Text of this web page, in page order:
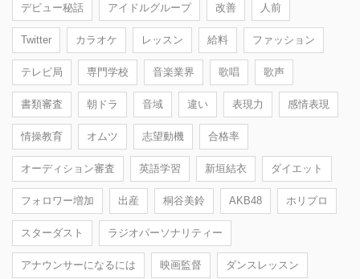
デビュー秘話 アイドルグループ 改善 人前
Twitter カラオケ レッスン 給料 ファッション
テレビ局 専門学校 音楽業界 歌唱 歌声
書類審査 朝ドラ 音域 違い 表現力 感情表現
情操教育 オムツ 志望動機 合格率
オーディション審査 英語学習 新垣結衣 ダイエット
フォロワー増加 出産 桐谷美鈴 AKB48 ホリプロ
スターダスト ラジオパーソナリティー
アナウンサーになるには 映画監督 ダンスレッスン